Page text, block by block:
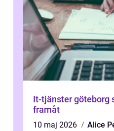
It-tjänster göteborg
framåt
10 maj 2026
Alice